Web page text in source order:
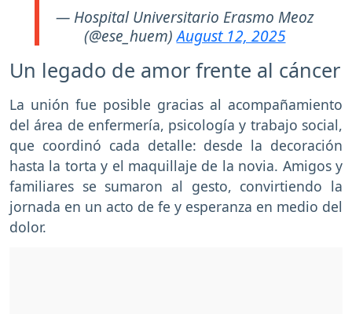
— Hospital Universitario Erasmo Meoz
(@ese_huem)August 12, 2025
Un legado de amor frente al cáncer
La unión fue posible gracias al acompañamiento
del área de enfermería, psicología y trabajo social,
que coordinó cada detalle: desde la decoración
hasta la torta y el maquillaje de la novia. Amigos y
familiares se sumaron al gesto, convirtiendo la
jornada en un acto de fe y esperanza en medio del
dolor.